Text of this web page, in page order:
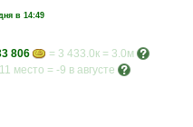
в 14:49
806
= 3 433.0к = 3.0м
место = -9 в августе